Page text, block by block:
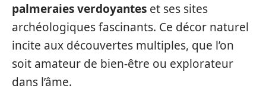
palmeraies verdoyantes et ses sites
archéologiques fascinants. Ce décor naturel
incite aux découvertes multiples, que l’on
soit amateur de bien-être ou explorateur
dans l’âme.